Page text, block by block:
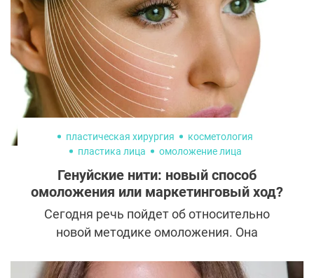
мер еще на этапе подготовки к операции.
Ждет организм после пластики и как
облегчить колоссальную нагрузку на него?
пластическая хирургия
косметология
пластика лица
омоложение лица
Генуйские нити: новый способ
омоложения или маркетинговый ход?
Сегодня речь пойдет об относительно
новой методике омоложения. Она
корректировать возрастные изменения, не